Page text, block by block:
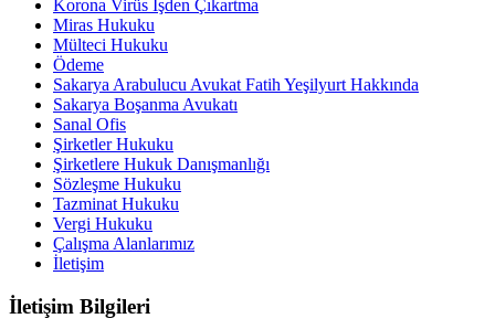
Korona Virüs İşden Çıkartma
Miras Hukuku
Mülteci Hukuku
Ödeme
Sakarya Arabulucu Avukat Fatih Yeşilyurt Hakkında
Sakarya Boşanma Avukatı
Sanal Ofis
Şirketler Hukuku
Şirketlere Hukuk Danışmanlığı
Sözleşme Hukuku
Tazminat Hukuku
Vergi Hukuku
Çalışma Alanlarımız
İletişim
İletişim Bilgileri